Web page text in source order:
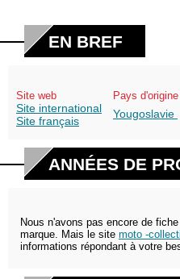
EN BREF
Site web
Site international
Site français
Pays d'origine
Yougoslavie
ANNÉES DE
Nous n'avons pas encore de
marque. Mais le site moto -
informations répondant à votre